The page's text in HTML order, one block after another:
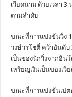
เวียดนาม ด้วยเวลา
ตามลำดับ
ขณะที่การแข่งขันวิ่ง
วงษ์วรโชติ์ คว้าอันดับ
เป็นของนักวิ่งจากอิน
เหรียญเงินเป็นของเวี
ขณะที่การแข่งขันเปต